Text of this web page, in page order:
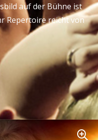
auf der Bühne ist
Repertoire reicht von